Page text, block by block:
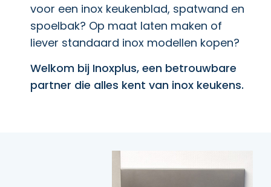
voor een inox keukenblad, spatwand en
spoelbak? Op maat laten maken of
liever standaard inox modellen kopen?
Welkom bij Inoxplus, een betrouwbare
partner die alles kent van inox keukens.